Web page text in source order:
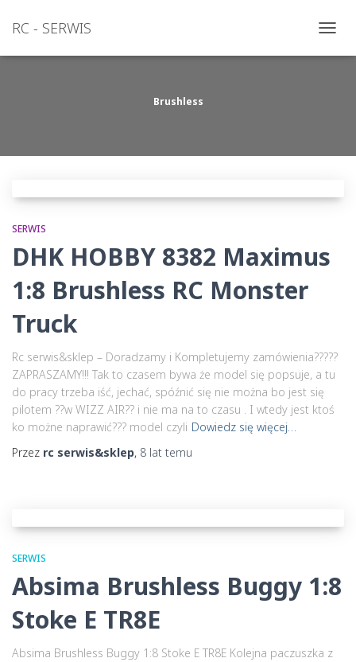
RC - SERWIS
Brushless
SERWIS
DHK HOBBY 8382 Maximus
1:8 Brushless RC Monster
Truck
Rc serwis&sklep – Doradzamy i Kompletujemy zamówienia?????
ZAPRASZAMY!!! Tak to czasem bywa że model się popsuje, a tu
do pracy trzeba iść, jechać, spóźnić się nie można bo jest się
pilotem ??w WIZZ AIR?? i nie ma na to czasu . I wtedy jest ktoś
ko możne naprawić?️?️?️ model czyli Dowiedz się więcej…
Przez rc serwis&sklep, 8 lat temu
SERWIS
Absima Brushless Buggy 1:8
Stoke E TR8E
Absima Brushless Buggy 1:8 Stoke E TR8E Kolejna paczuszka z